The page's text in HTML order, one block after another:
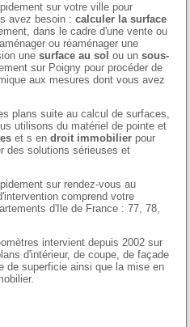
sur votre ville pour
avez besoin :calculer la surface
dans le cadre d'une vente ou
ou réaménager une
unesurface au sol ou unsous-
sur Poigny pour procéder de
aux mesures dont vous avez
plans suite au calcul de surfaces,
utilisons du matériel de pointe et
et s endroit immobilier pour
des solutions sérieuses et
sur rendez-vous au
comprend votre
d'Ile de France : 77, 78,
intervient depuis 2002 sur
d'intérieur, de coupe, de façade
de superficie ainsi que la mise en